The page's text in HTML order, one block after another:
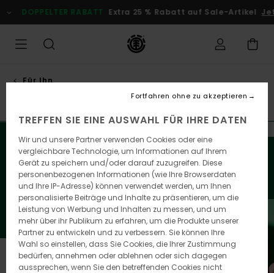
zur
Produkt
springen
DOPPELTER RABATT Extra 25 % Rabatt auf Sale-Artikel
Für Ihn
Unsere lieblings-geschenke
Mehr Action in der festlichen Jahreszeit gefällig? Lass
dich von unserer Auswahl an Hardgoods, Kleidung und
Accessoires leiten und biete deinen Liebsten das Beste
von Element.
TREFFEN SIE EINE AUSWAHL FÜR IHRE DATEN
Wir und unsere Partner verwenden Cookies oder eine
vergleichbare Technologie, um Informationen auf Ihrem
Gerät zu speichern und/oder darauf zuzugreifen. Diese
personenbezogenen Informationen (wie Ihre Browserdaten
und Ihre IP-Adresse) können verwendet werden, um Ihnen
personalisierte Beiträge und Inhalte zu präsentieren, um die
Leistung von Werbung und Inhalten zu messen, und um
mehr über ihr Publikum zu erfahren, um die Produkte unserer
Partner zu entwickeln und zu verbessern. Sie können Ihre
Wahl so einstellen, dass Sie Cookies, die Ihrer Zustimmung
bedürfen, annehmen oder ablehnen oder sich dagegen
aussprechen, wenn Sie den betreffenden Cookies nicht
Fortfahren ohne zu akzeptieren